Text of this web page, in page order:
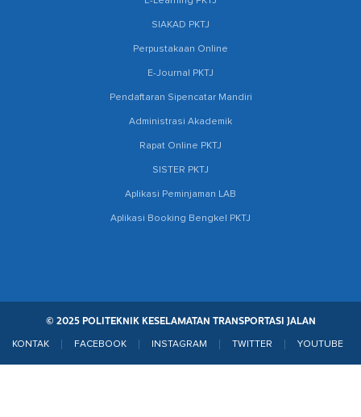
SIAKAD PKTJ
Perpustakaan Online
E-Journal PKTJ
Pendaftaran Sipencatar Mandiri
Administrasi Akademik
Rapat Online PKTJ
SISTER PKTJ
Aplikasi Peminjaman LAB
Aplikasi Booking Bengkel PKTJ
© 2025 POLITEKNIK KESELAMATAN TRANSPORTASI JALAN
KONTAK FACEBOOK INSTAGRAM TWITTER YOUTUBE